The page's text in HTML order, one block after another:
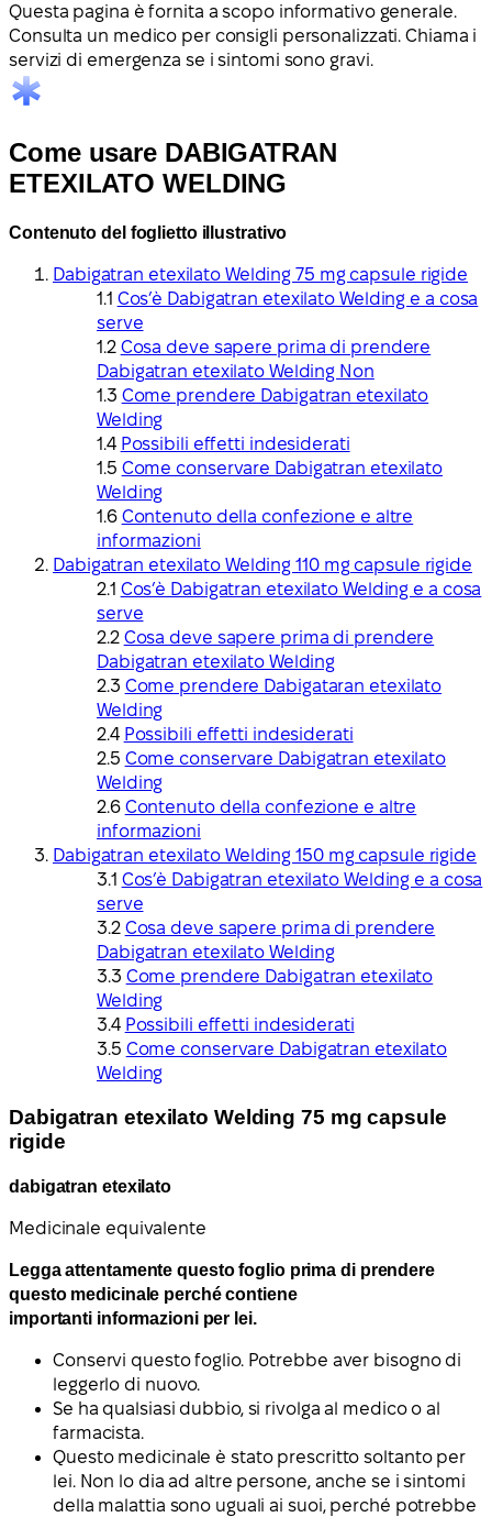
Questa pagina è fornita a scopo informativo generale.
Consulta un medico per consigli personalizzati. Chiama i
servizi di emergenza se i sintomi sono gravi.
Come usare DABIGATRAN
ETEXILATO WELDING
Contenuto del foglietto illustrativo
Dabigatran etexilato Welding 75 mg capsule rigide
Cos’è Dabigatran etexilato Welding e a cosa
serve
Cosa deve sapere prima di prendere
Dabigatran etexilato Welding Non
Come prendere Dabigatran etexilato
Welding
Possibili effetti indesiderati
Come conservare Dabigatran etexilato
Welding
Contenuto della confezione e altre
informazioni
Dabigatran etexilato Welding 110 mg capsule rigide
Cos’è Dabigatran etexilato Welding e a cosa
serve
Cosa deve sapere prima di prendere
Dabigatran etexilato Welding
Come prendere Dabigataran etexilato
Welding
Possibili effetti indesiderati
Come conservare Dabigatran etexilato
Welding
Contenuto della confezione e altre
informazioni
Dabigatran etexilato Welding 150 mg capsule rigide
Cos’è Dabigatran etexilato Welding e a cosa
serve
Cosa deve sapere prima di prendere
Dabigatran etexilato Welding
Come prendere Dabigatran etexilato
Welding
Possibili effetti indesiderati
Come conservare Dabigatran etexilato
Welding
Dabigatran etexilato Welding 75 mg capsule
rigide
dabigatran etexilato
Medicinale equivalente
Legga attentamente questo foglio prima di prendere
questo medicinale perché contiene
importanti informazioni per lei.
Conservi questo foglio. Potrebbe aver bisogno di
leggerlo di nuovo.
Se ha qualsiasi dubbio, si rivolga al medico o al
farmacista.
Questo medicinale è stato prescritto soltanto per
lei. Non lo dia ad altre persone, anche se i sintomi
della malattia sono uguali ai suoi, perché potrebbe